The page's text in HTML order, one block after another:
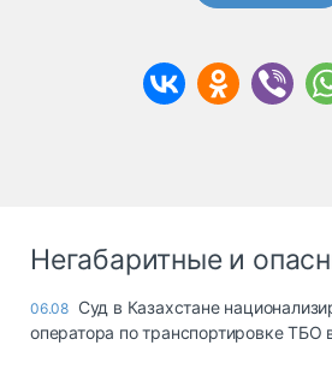
Негабаритные и
06.08 Суд в Казахстане
оператора по транспортировке ТБО